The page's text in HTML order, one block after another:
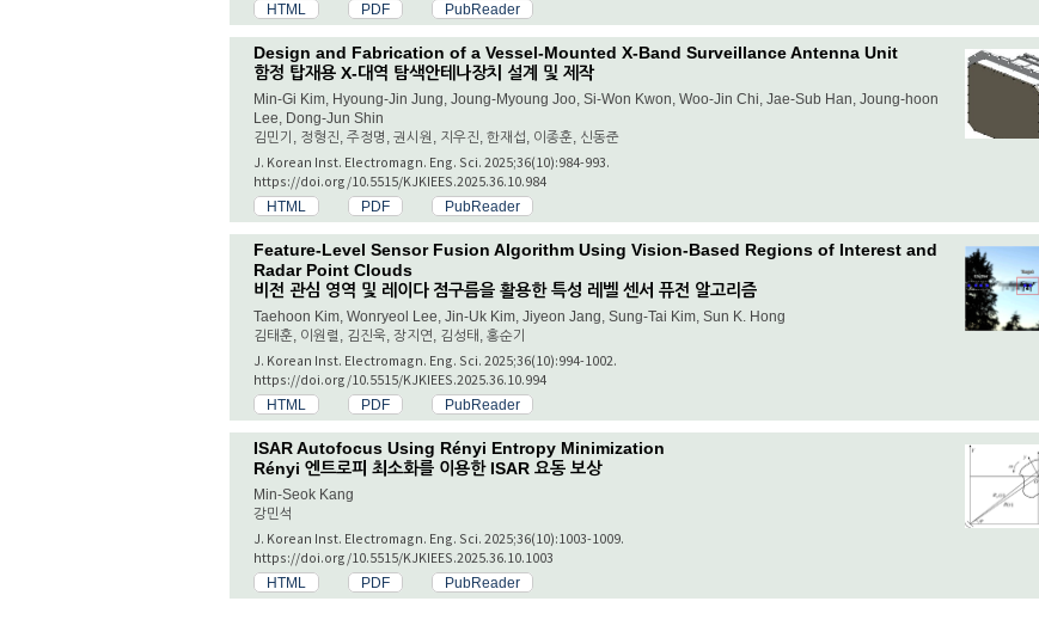
HTML PDF PubReader
Design and Fabrication of a Vessel-Mounted X-Band Surveillance Antenna Unit
함정 탑재용 X-대역 탐색안테나장치 설계 및 제작
Min-Gi Kim, Hyoung-Jin Jung, Joung-Myoung Joo, Si-Won Kwon, Woo-Jin Chi, Jae-Sub Han, Joung-hoon
Lee, Dong-Jun Shin
김민기, 정형진, 주정명, 권시원, 지우진, 한재섭, 이종훈, 신동준
J. Korean Inst. Electromagn. Eng. Sci. 2025;36(10):984-993.
https://doi.org/10.5515/KJKIEES.2025.36.10.984
HTML PDF PubReader
Feature-Level Sensor Fusion Algorithm Using Vision-Based Regions of Interest and
Radar Point Clouds
비전 관심 영역 및 레이다 점구름을 활용한 특성 레벨 센서 퓨전 알고리즘
Taehoon Kim, Wonryeol Lee, Jin-Uk Kim, Jiyeon Jang, Sung-Tai Kim, Sun K. Hong
김태훈, 이원렬, 김진욱, 장지연, 김성태, 홍순기
J. Korean Inst. Electromagn. Eng. Sci. 2025;36(10):994-1002.
https://doi.org/10.5515/KJKIEES.2025.36.10.994
HTML PDF PubReader
ISAR Autofocus Using Rényi Entropy Minimization
Rényi 엔트로피 최소화를 이용한 ISAR 요동 보상
Min-Seok Kang
강민석
J. Korean Inst. Electromagn. Eng. Sci. 2025;36(10):1003-1009.
https://doi.org/10.5515/KJKIEES.2025.36.10.1003
HTML PDF PubReader